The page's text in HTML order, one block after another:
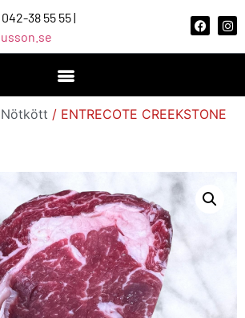
38 55 55 |
Nötkött / ENTRECOTE CREEKSTONE